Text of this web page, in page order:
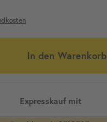
In den Warenkorb